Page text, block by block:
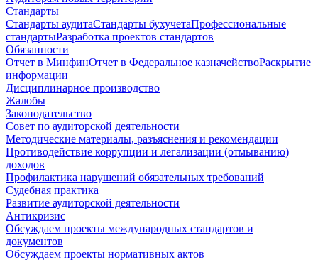
Стандарты
Стандарты аудитаСтандарты бухучетаПрофессиональные
стандартыРазработка проектов стандартов
Обязанности
Отчет в МинфинОтчет в Федеральное казначействоРаскрытие
информации
Дисциплинарное производство
Жалобы
Законодательство
Совет по аудиторской деятельности
Методические материалы, разъяснения и рекомендации
Противодействие коррупции и легализации (отмыванию)
доходов
Профилактика нарушений обязательных требований
Судебная практика
Развитие аудиторской деятельности
Антикризис
Обсуждаем проекты международных стандартов и
документов
Обсуждаем проекты нормативных актов